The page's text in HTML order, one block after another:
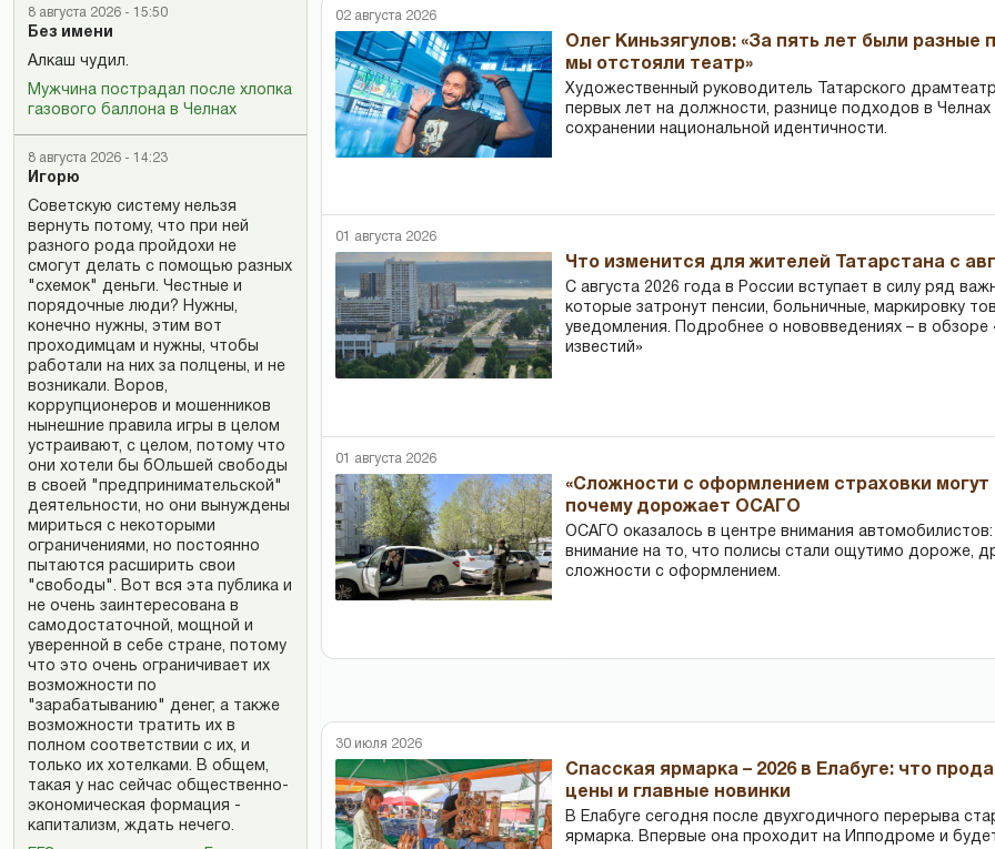
8 августа 2026 - 15:50
Без имени
Алкаш чудил.
Мужчина пострадал после хлопка
газового баллона в Челнах
8 августа 2026 - 14:23
Игорю
Советскую систему нельзя
вернуть потому, что при ней
разного рода пройдохи не
смогут делать с помощью разных
"схемок" деньги. Честные и
порядочные люди? Нужны,
конечно нужны, этим вот
проходимцам и нужны, чтобы
работали на них за полцены, и не
возникали. Воров,
коррупционеров и мошенников
нынешние правила игры в целом
устраивают, с целом, потому что
они хотели бы бОльшей свободы
в своей "предпринимательской"
деятельности, но они вынуждены
мириться с некоторыми
ограничениями, но постоянно
пытаются расширить свои
"свободы". Вот вся эта публика и
не очень заинтересована в
самодостаточной, мощной и
уверенной в себе стране, потому
что это очень ограничивает их
возможности по
"зарабатыванию" денег, а также
возможности тратить их в
полном соответствии с их, и
только их хотелками. В общем,
такая у нас сейчас общественно-
экономическая формация -
капитализм, ждать нечего.
02 августа 2026
Олег Киньзягулов: «За пять лет были разные
мы отстояли театр»
Художественный руководитель Татарского
первых лет на должности, разнице подходов в Челнах
сохранении национальной идентичности.
01 августа 2026
Что изменится для жителей Татарстана с
С августа 2026 года в России вступает в силу ряд
которые затронут пенсии, больничные, маркировку
уведомления. Подробнее о нововведениях – в обзоре
известий»
01 августа 2026
«Сложности с оформлением страховки могут
почему дорожает ОСАГО
ОСАГО оказалось в центре внимания
внимание на то, что полисы стали ощутимо дороже,
сложности с оформлением.
30 июля 2026
Спасская ярмарка – 2026 в Елабуге: что
цены и главные новинки
В Елабуге сегодня после двухгодичного перерыва
ярмарка. Впервые она проходит на Ипподроме и